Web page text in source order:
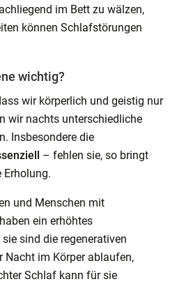
im Bett zu wälzen,
können Schlafstörungen
wichtig?
wir körperlich und geistig nur
wir nachts unterschiedliche
Insbesondere die
– fehlen sie, so bringt
Erholung.
und Menschen mit
ein erhöhtes
sind die regenerativen
Nacht im Körper ablaufen,
Schlaf kann für sie